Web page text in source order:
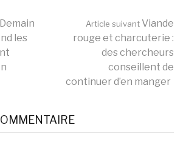
les
Article suivant Viande
rouge et charcuterie :
des chercheurs
conseillent de
continuer d’en manger